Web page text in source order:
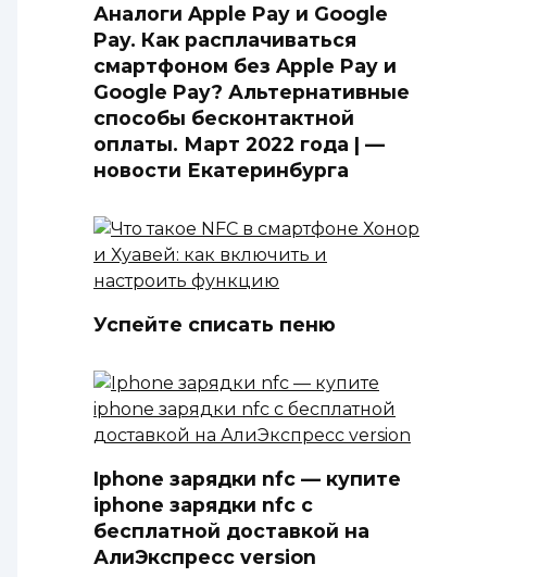
Аналоги Apple Pay и Google
Pay. Как расплачиваться
смартфоном без Apple Pay и
Google Pay? Альтернативные
способы бесконтактной
оплаты. Март 2022 года | —
новости Екатеринбурга
Успейте списать пеню
Iphone зарядки nfc — купите
iphone зарядки nfc с
бесплатной доставкой на
АлиЭкспресс version